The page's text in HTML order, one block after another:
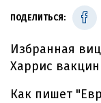
ПОДЕЛИТЬСЯ:
Избранная
Харрис
Как пишет